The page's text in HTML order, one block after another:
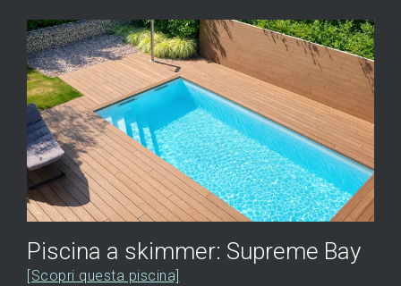
Piscina a skimmer: Supreme Bay
[Scopri questa piscina]